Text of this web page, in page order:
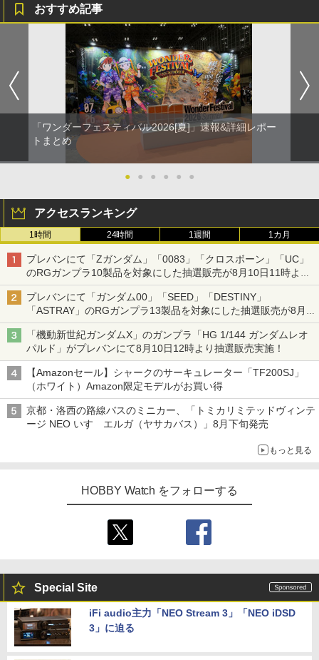
おすすめ記事
「ワンダーフェスティバル2026[夏]」速報&詳細レポー
トまとめ
● ● ● ● ● ●
アクセスランキング
1時間 24時間 1週間 1カ月
プレバンにて「Zガンダム」「0083」「クロスボーン」「UC」
のRGガンプラ10製品を対象にした抽選販売が8月10日11時より
実施！
プレバンにて「ガンダム00」「SEED」「DESTINY」
「ASTRAY」のRGガンプラ13製品を対象にした抽選販売が8月
17日11時より実施！
「機動新世紀ガンダムX」のガンプラ「HG 1/144 ガンダムレオ
パルド」がプレバンにて8月10日12時より抽選販売実施！
【Amazonセール】シャークのサーキュレーター「TF200SJ」
（ホワイト）Amazon限定モデルがお買い得
京都・洛西の路線バスのミニカー、「トミカリミテッドヴィンテ
ージ NEO いすゞエルガ（ヤサカバス）」8月下旬発売
もっと見る
HOBBY Watch をフォローする
Special Site
iFi audio主力「NEO Stream 3」「NEO iDSD
3」に迫る